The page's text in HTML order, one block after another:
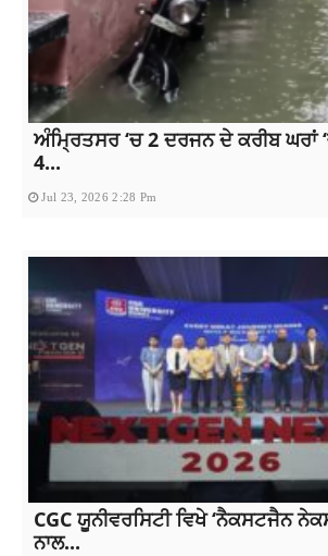
ਅੰਮ੍ਰਿਤਸਰ ‘ਚ 2 ਦਰਜਨ ਦੇ ਕਰੀਬ ਘਰਾਂ
4...
Jul 23, 2026 2:28 Pm
CGC ਯੂਨੀਵਰਸਿਟੀ ਵਿਖੇ ‘ਨੈਕਸਟਜੈਨ
ਨਾਲ...